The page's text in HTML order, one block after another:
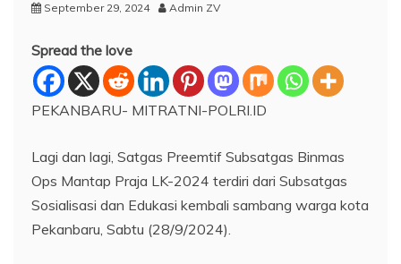
September 29, 2024 Admin ZV
Spread the love
PEKANBARU- MITRATNI-POLRI.ID
Lagi dan lagi, Satgas Preemtif Subsatgas Binmas
Ops Mantap Praja LK-2024 terdiri dari Subsatgas
Sosialisasi dan Edukasi kembali sambang warga kota
Pekanbaru, Sabtu (28/9/2024).